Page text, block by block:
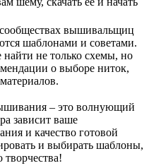
вышивальщиц
шаблонами и советами.
найти не только схемы, но
о выборе ниток,
– это волнующий
зависит ваше
и качество готовой
и выбирать шаблоны,